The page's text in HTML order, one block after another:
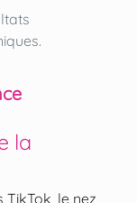
la
le nez